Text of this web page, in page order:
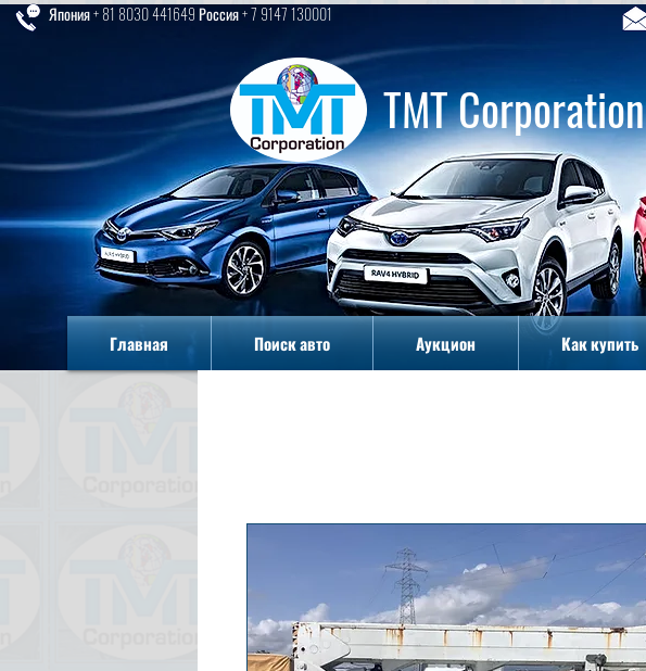
TMT Corporation
Главная Поиск авто Аукцион Как купить
Япония + 81 8030 441649 Россия + 7 9147 130001
Главная Поиск авто Аукцион Как купить